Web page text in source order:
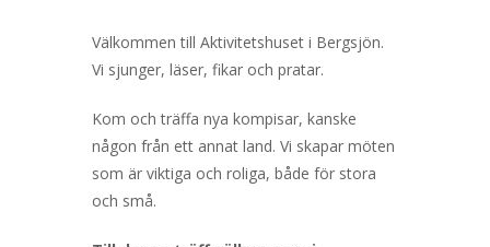
Välkommen till Aktivitetshuset i Bergsjön.
Vi sjunger, läser, fikar och pratar.
Kom och träffa nya kompisar, kanske
någon från ett annat land. Vi skapar möten
som är viktiga och roliga, både för stora
och små.